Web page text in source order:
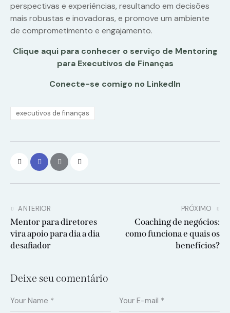
perspectivas e experiências, resultando em decisões
mais robustas e inovadoras, e promove um ambiente
de comprometimento e engajamento.
Clique aqui para conhecer o serviço de Mentoring
para Executivos de Finanças
Conecte-se comigo no LinkedIn
executivos de finanças
ANTERIOR
Mentor para diretores
vira apoio para dia a dia
desafiador
PRÓXIMO
Coaching de negócios:
como funciona e quais os
benefícios?
Deixe seu comentário